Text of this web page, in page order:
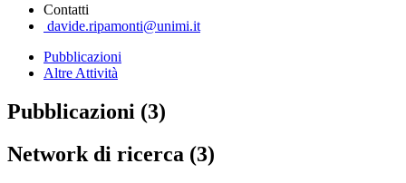
Contatti
davide.ripamonti@unimi.it
Pubblicazioni
Altre Attività
Pubblicazioni (3)
Network di ricerca (3)